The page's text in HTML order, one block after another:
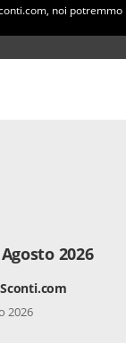
noi potremmo
2026
2026